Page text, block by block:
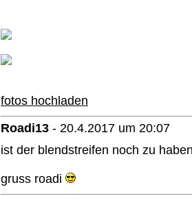
fotos hochladen
Roadi13 - 20.4.2017 um 20:07
ist der blendstreifen noch zu
gruss roadi